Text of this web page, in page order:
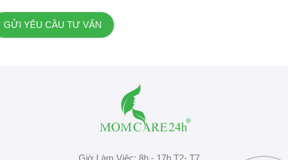
Giờ Làm Việc: 8h - 17h T2- T7